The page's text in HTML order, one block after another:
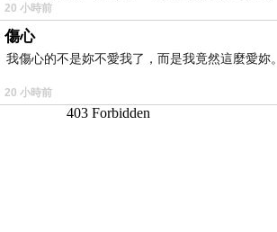
20 小時前
傷心
我傷心的不是妳不愛我了，而是我竟然這麼愛妳。
20 小時前